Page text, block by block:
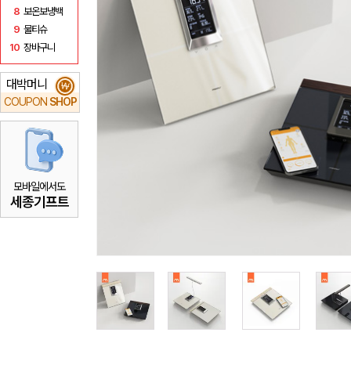
8 보온보냉백
9 물티슈
10 장바구니
대박머니
COUPON SHOP
₩
모바일에서도
세종기프트